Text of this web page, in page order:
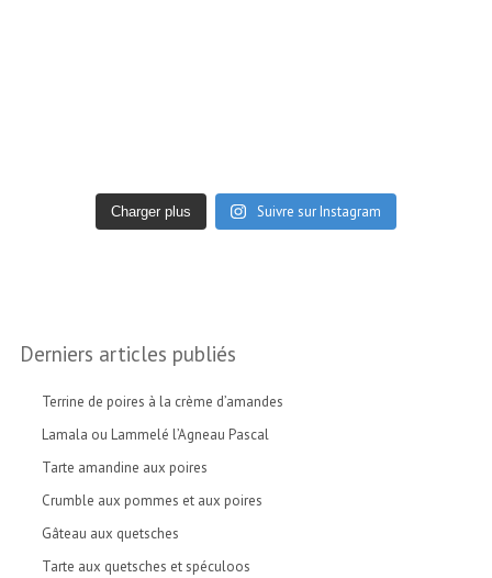
Charger plus Suivre sur Instagram
Derniers articles publiés
Terrine de poires à la crème d’amandes
Lamala ou Lammelé l’Agneau Pascal
Tarte amandine aux poires
Crumble aux pommes et aux poires
Gâteau aux quetsches
Tarte aux quetsches et spéculoos